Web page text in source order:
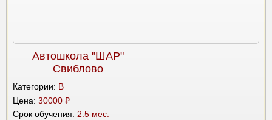
Автошкола "ШАР"
Свиблово
Категории: B
Цена: 30000 ₽
Срок обучения: 2.5 мес.